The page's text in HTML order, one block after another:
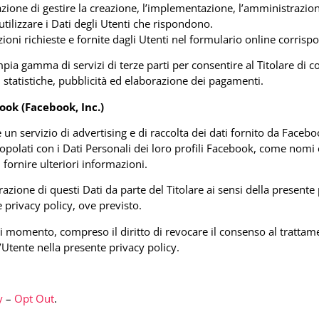
di gestire la creazione, l’implementazione,
i Dati degli Utenti che rispondono.
richieste e fornite dagli Utenti nel formulario online
gamma di servizi di terze parti per consentire al Titolare di
pubblicità ed elaborazione dei pagamenti.
(Facebook, Inc.)
servizio di advertising e di raccolta dei dati fornito da
con i Dati Personali dei loro profili Facebook, come
fornire ulteriori informazioni.
di questi Dati da parte del Titolare ai sensi della
policy, ove previsto.
momento, compreso il diritto di revocare il consenso al
nella presente privacy policy.
– Opt Out.